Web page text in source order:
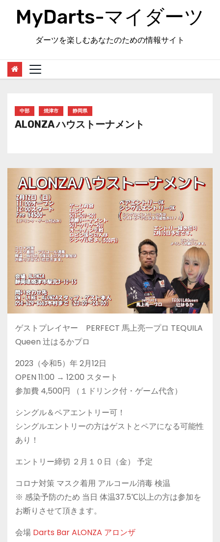
MyDarts-マイダーツ
ダーツを楽しむあなたのための情報サイト
中部 焼津市 静岡県
ALONZA ハウストーナメント
ゲストプレイヤー PERFECT 馬上亮一プロ TEQUILA
Queen 辻はるかプロ
2023（令和5）年 2月12日
OPEN 11:00 → 12:00 スタート
参加費 4,500円 （１ドリンク付・ゲーム代含）
シングル＆ペアエントリー可！
シングルエントリーの方はゲストとペアになる可能性
あり！
エントリー締切 ２月１０日（金） 予定
コロナ対策 マスク着用 アルコール消毒 検温
※ 感染予防のため 当日 体温37.5℃以上の方は参加を
お断りさせて頂きます。
会場 Darts Bar ALONZA アロンザ